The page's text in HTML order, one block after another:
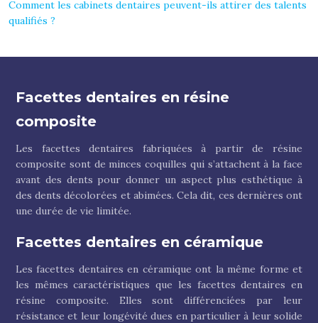
Comment les cabinets dentaires peuvent-ils attirer des talents
qualifiés ?
Facettes dentaires en résine
composite
Les facettes dentaires fabriquées à partir de résine
composite sont de minces coquilles qui s’attachent à la face
avant des dents pour donner un aspect plus esthétique à
des dents décolorées et abimées. Cela dit, ces dernières ont
une durée de vie limitée.
Facettes dentaires en céramique
Les facettes dentaires en céramique ont la même forme et
les mêmes caractéristiques que les facettes dentaires en
résine composite. Elles sont différenciées par leur
résistance et leur longévité dues en particulier à leur solide